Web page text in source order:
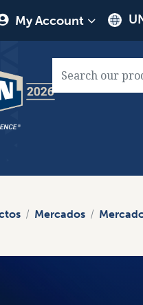
My Account
Mercados